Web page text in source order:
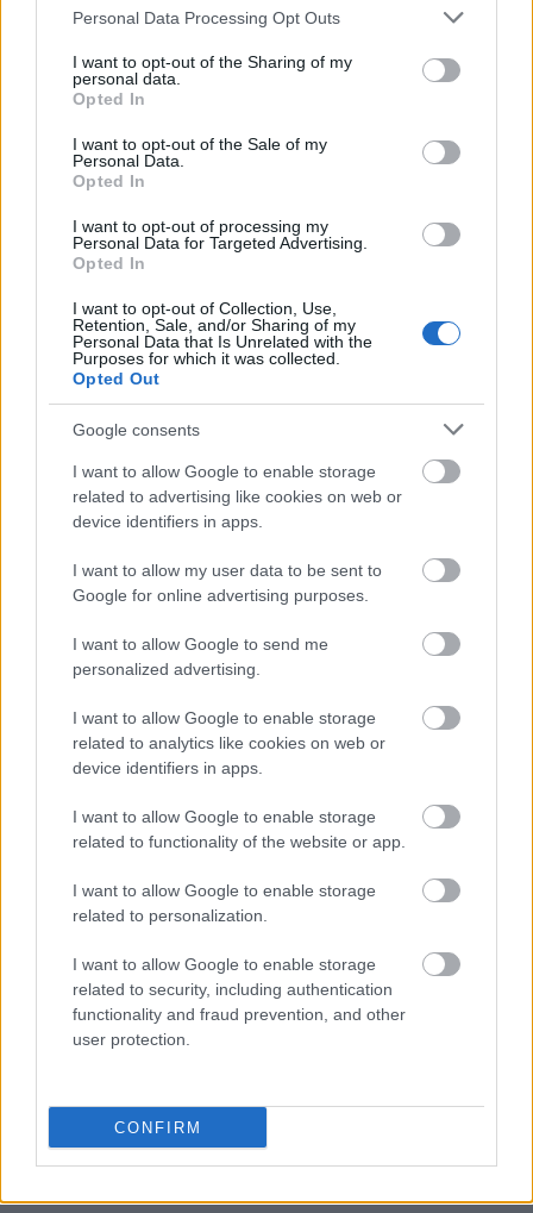
Please note that this website/app uses one or more Google
not limited to your visit or usage behaviour. You may click to
grant or deny consent to Google and its third-party tags to
use your data for below specified purposes in below Google
consent section.
Personal Data Processing Opt Outs
I want to opt-out of the Sharing of my
personal data.
Opted In
I want to opt-out of the Sale of my
Personal Data.
Opted In
I want to opt-out of processing my
Personal Data for Targeted Advertising.
Opted In
I want to opt-out of Collection, Use,
Retention, Sale, and/or Sharing of my
Personal Data that Is Unrelated with the
Purposes for which it was collected.
Opted Out
Google consents
I want to allow Google to enable storage
related to advertising like cookies on web or
device identifiers in apps.
I want to allow my user data to be sent to
Google for online advertising purposes.
I want to allow Google to send me
personalized advertising.
I want to allow Google to enable storage
related to analytics like cookies on web or
device identifiers in apps.
I want to allow Google to enable storage
related to functionality of the website or app.
I want to allow Google to enable storage
related to personalization.
I want to allow Google to enable storage
related to security, including authentication
functionality and fraud prevention, and other
user protection.
CONFIRM
Κρατήστε ένα ημερολόγιο καταγραφής
τροφίμων.
Ενώ υπάρχουν πολλά τρόφιμα που συνήθως
προκαλούν προβλήματα στους ανθρώπους, ο
καθένας έχει διαφορετικές ευαισθησίες. Επομένως,
είναι καλύτερο να παρατηρήσετε και να σημειώσετε
μπορείτε να αποκλείσετε τις τροφές που σας
Κάντεlike στη σελίδα μας στοfacebook
μαθαίνετε όλα τα νέα.